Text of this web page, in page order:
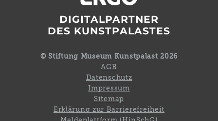
DIGITALPARTNER
DES KUNSTPALASTES
© Stiftung Museum Kunstpalast 2026
AGB
Datenschutz
Impressum
Sitemap
Erklärung zur Barrierefreiheit